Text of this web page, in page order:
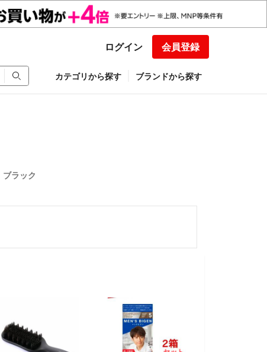
ログイン 会員登録
カテゴリから探す ブランドから探す
ラック